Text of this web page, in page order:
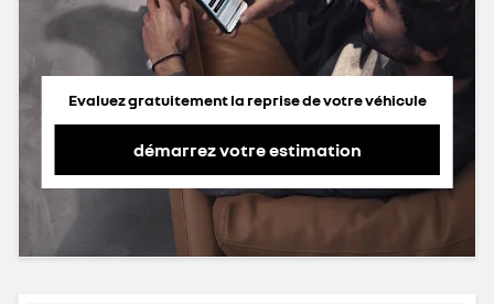
Evaluez gratuitement la reprise de votre véhicule
démarrez votre estimation